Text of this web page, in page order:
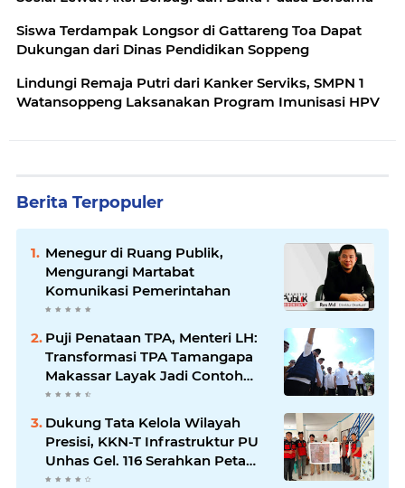
Siswa Terdampak Longsor di Gattareng Toa Dapat
Dukungan dari Dinas Pendidikan Soppeng
Lindungi Remaja Putri dari Kanker Serviks, SMPN 1
Watansoppeng Laksanakan Program Imunisasi HPV
Berita Terpopuler
Menegur di Ruang Publik,
Mengurangi Martabat
Komunikasi Pemerintahan
Puji Penataan TPA, Menteri LH:
Transformasi TPA Tamangapa
Makassar Layak Jadi Contoh
Nasional
Dukung Tata Kelola Wilayah
Presisi, KKN-T Infrastruktur PU
Unhas Gel. 116 Serahkan Peta
Batas Dusun Berbasis GIS ke